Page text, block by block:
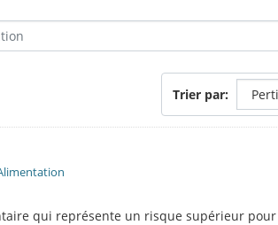
Trier par
qui représente un risque supérieur